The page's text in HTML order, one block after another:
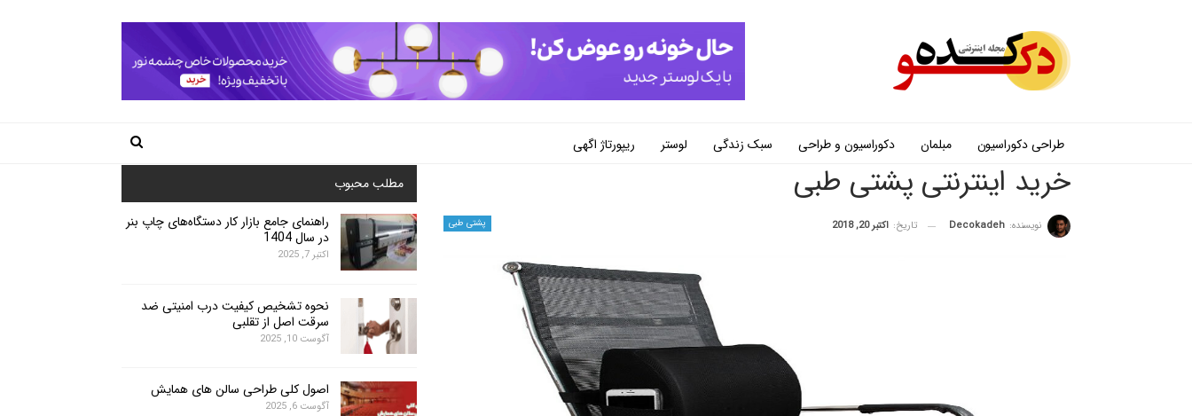
طراحی دکوراسیون مبلمان دکوراسیون و طراحی سبک زندگی لوستر ریپورتاژ اگهی
خرید اینترنتی پشتی طبی
پشتی طبی نویسنده: Decokadeh تاریخ: اکتبر 20, 2018
مطلب محبوب
راهنمای جامع بازار کار دستگاه‌های چاپ بنر
در سال 1404
اکتبر 7, 2025
نحوه تشخیص کیفیت درب امنیتی ضد
سرقت اصل از تقلبی
آگوست 10, 2025
اصول کلی طراحی سالن های همایش
آگوست 6, 2025